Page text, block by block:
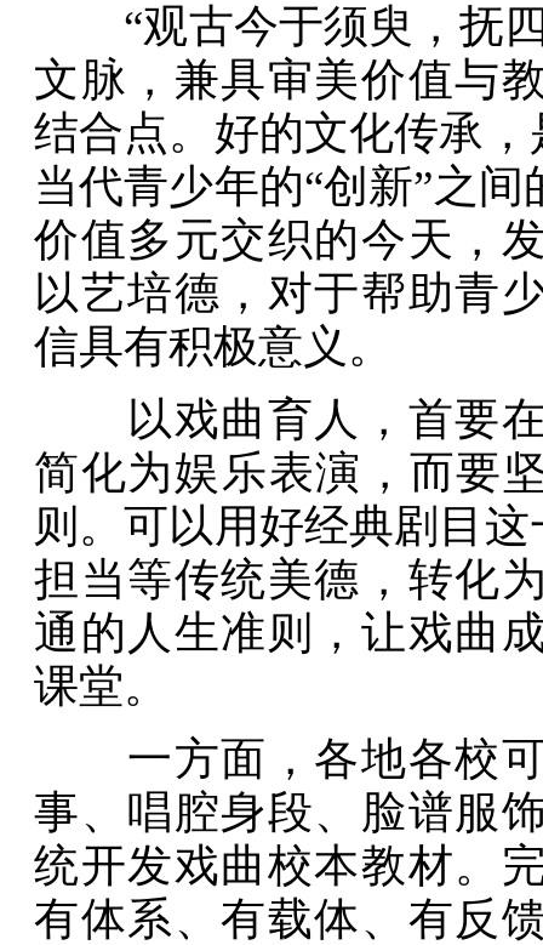
“观古今于须臾，抚四
文脉，兼具审美价值与
结合点。好的文化传承
当代青少年的“创新”之
价值多元交织的今天，
以艺培德，对于帮助青
信具有积极意义。
以戏曲育人，首要在
简化为娱乐表演，而要
则。可以用好经典剧目
担当等传统美德，转化
通的人生准则，让戏曲
课堂。
一方面，各地各校可
事、唱腔身段、脸谱服
统开发戏曲校本教材。
有体系、有载体、有反